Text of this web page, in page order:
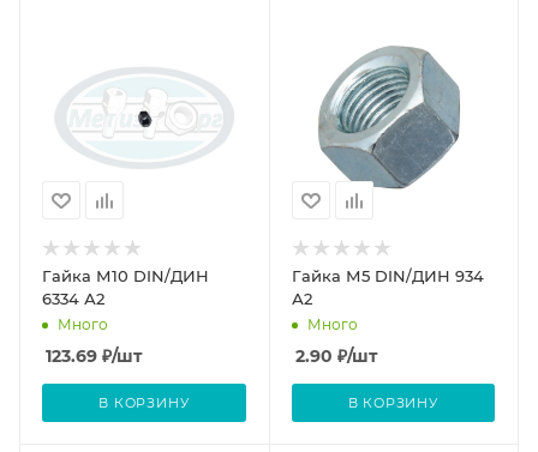
Гайка М10 DIN/ДИН
6334 А2
Много
123.69 ₽/шт
В КОРЗИНУ
Гайка М5 DIN/ДИН 934
А2
Много
2.90 ₽/шт
В КОРЗИНУ